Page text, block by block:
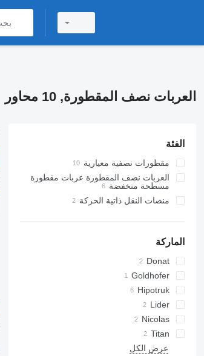
العربات نصف المقطورة, 10 محاور
الفئة
مقطورات نصفية معيارية
العربات نصف المقطورة عربات مقطورة
مسطحة منخفضة
منصات النقل ذاتية الحركة
الماركة
Donat
Goldhofer
SPZ
STN
STPA
STZ
THP
Hipotruk
Lider
Nicolas
Titan
عرض الكل